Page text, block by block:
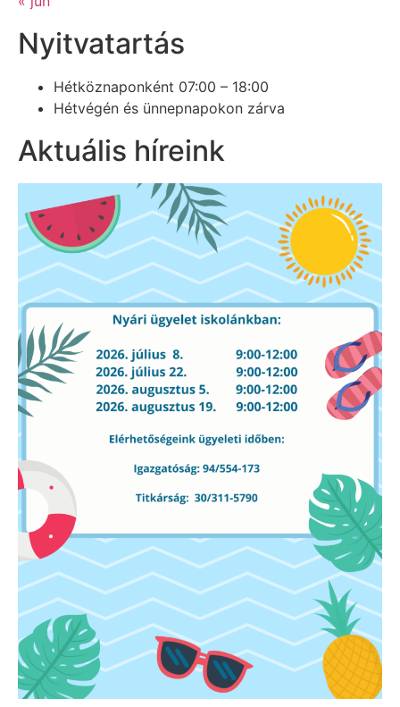
Nyitvatartás
Hétköznaponként 07:00 – 18:00
Hétvégén és ünnepnapokon zárva
Aktuális híreink